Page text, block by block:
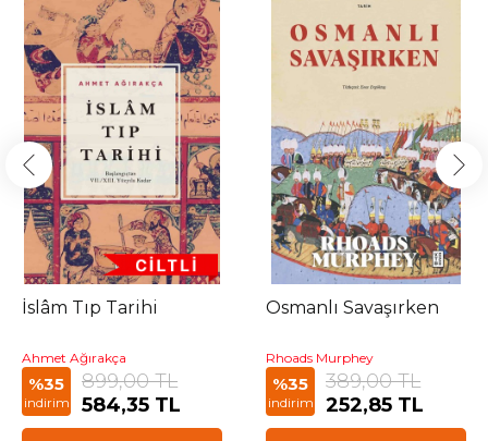
İslâm Tıp Tarihi
Ahmet Ağırakça
%35
indirim
899,00 TL
584,35 TL
Osmanlı Savaşırken
Rhoads Murphey
%35
indirim
389,00 TL
252,85 TL